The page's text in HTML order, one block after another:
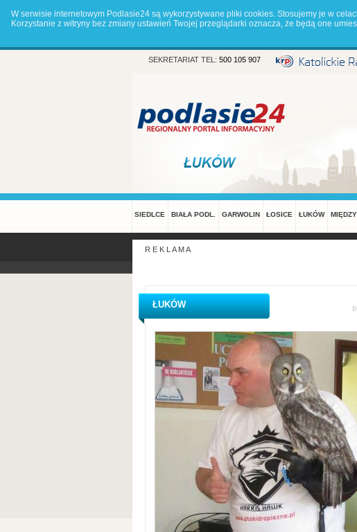
W serwisie internetowym Podlasie24 są wykorzystywane pliki cookies. Stosujemy je w
Korzystanie z witryny bez zmiany ustawień Twojej przeglądarki oznacza, że będą one
SEKRETARIAT TEL: 500 105 907
SIEDLCE BIAŁA PODL. GARWOLIN ŁOSICE ŁUKÓW
R E K L A M A
ŁUKÓW